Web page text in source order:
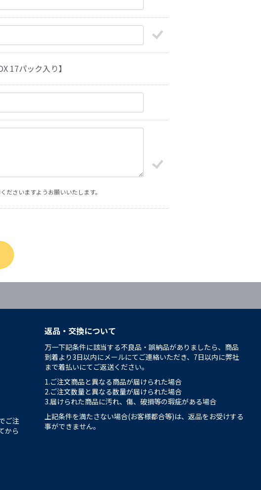
17パック入り】
ださいますようお願いいたします。
ご注
から
返品・交換について
万一下記条件に該当する不良品・誤納品がありましたら、商品
到着より3日以内にメールにてご連絡いただき、7日以内に弊社
まで着払いにてご返送ください。
1.ご注文商品と異なる商品が届けられた場合
2.ご注文数量と異なる数量が届けられた場合
3.届けられた商品に汚れ、傷、破損等の瑕疵がある場合
上記条件を満たさない場合(お客様都合等)は、返品をお受けする
事ができません。